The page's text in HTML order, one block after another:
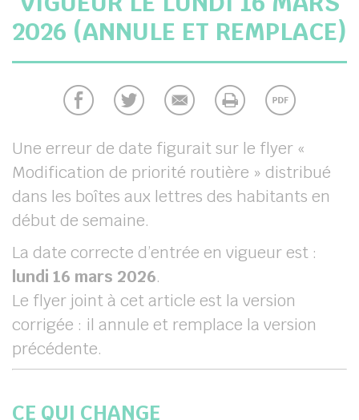
2026 (ANNULE ET REMPLACE)
Une erreur de date figurait sur le flyer «
Modification de priorité routière » distribué
dans les boîtes aux lettres des habitants en
début de semaine.
La date correcte d’entrée en vigueur est :
lundi 16 mars 2026.
Le flyer joint à cet article est la version
corrigée : il annule et remplace la version
précédente.
CE QUI CHANGE